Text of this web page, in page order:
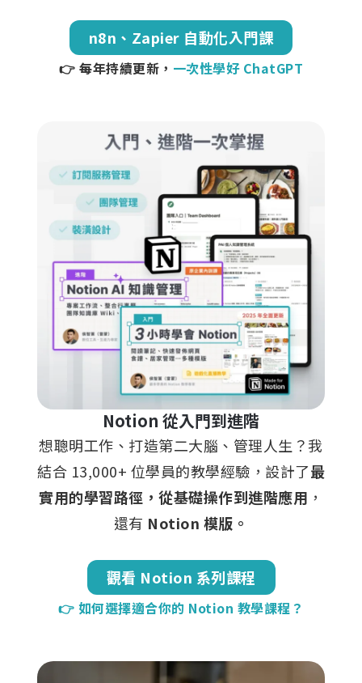
n8n、Zapier 自動化入門課
👉 每年持續更新， 一次性學好 ChatGPT
Notion 從入門到進階
想聰明工作、打造第二大腦、管理人生？我
結合 13,000+ 位學員的教學經驗，設計了最
實用的學習路徑，從基礎操作到進階應用 ，
還有 Notion 模版。
觀看 Notion 系列課程
👉 如何選擇適合你的 Notion 教學課程？